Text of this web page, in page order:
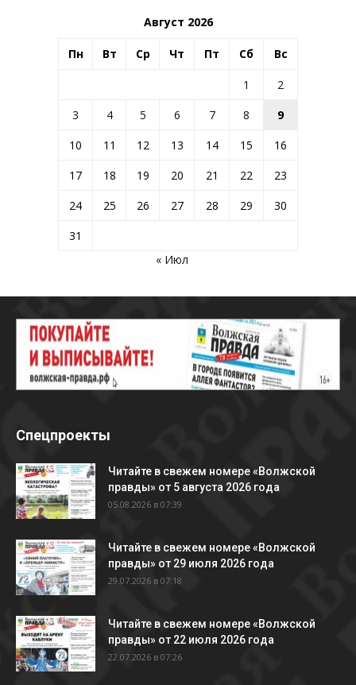
Август 2026
Пн Вт Ср Чт Пт Сб Вс
1
2
3
4 5 6 7 8
9
10
11 12 13 14 15
16
17
18 19 20 21 22
23
24
25 26 27 28 29
30
31
« Июл
Спецпроекты
Читайте в свежем номере «Волжской
правды» от 5 августа 2026 года
05.08.2026 в 07:39
Читайте в свежем номере «Волжской
правды» от 29 июля 2026 года
29.07.2026 в 07:18
Читайте в свежем номере «Волжской
правды» от 22 июля 2026 года
22.07.2026 в 07:26